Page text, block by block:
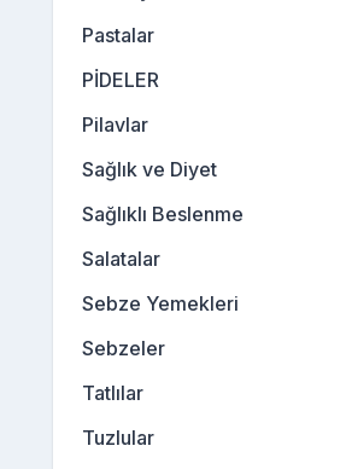
Pastalar
PİDELER
Pilavlar
Sağlık ve Diyet
Sağlıklı Beslenme
Salatalar
Sebze Yemekleri
Sebzeler
Tatlılar
Tuzlular